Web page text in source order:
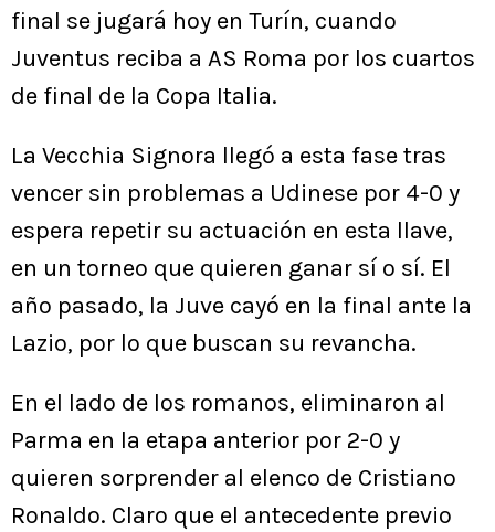
final se jugará hoy en Turín, cuando
Juventus reciba a AS Roma por los cuartos
de final de la Copa Italia.
La Vecchia Signora llegó a esta fase tras
vencer sin problemas a Udinese por 4-0 y
espera repetir su actuación en esta llave,
en un torneo que quieren ganar sí o sí. El
año pasado, la Juve cayó en la final ante la
Lazio, por lo que buscan su revancha.
En el lado de los romanos, eliminaron al
Parma en la etapa anterior por 2-0 y
quieren sorprender al elenco de Cristiano
Ronaldo. Claro que el antecedente previo